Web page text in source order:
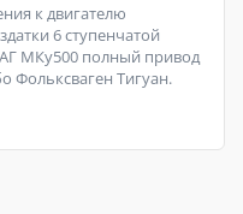
к двигателю
6 ступенчатой
МКу500 полный привод
Фольксваген Тигуан.